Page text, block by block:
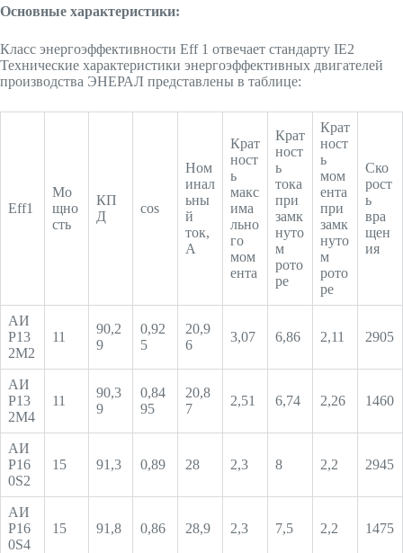
Основные характеристики:
Класс энергоэффективности Eff 1 отвечает стандарту IE2
Технические характеристики энергоэффективных двигателей
производства ЭНЕРАЛ представлены в таблице:
Eff1
Мо
щно
сть
КП
Д
cos
Ном
инал
ьны
й
ток,
А
Крат
ност
ь
макс
има
льно
го
мом
ента
Крат
ност
ь
тока
при
замк
нуто
м
рото
ре
Крат
ност
ь
мом
ента
при
замк
нуто
м
рото
ре
Ско
рост
ь
вра
щен
ия
АИ
Р13
2М2
11
90,2
9
0,92
5
20,9
6
3,07 6,86 2,11 2905
АИ
Р13
2М4
11
90,3
9
0,84
95
20,8
7
2,51 6,74 2,26 1460
АИ
Р16
0S2
15 91,3 0,89 28 2,3 8 2,2 2945
АИ
Р16
0S4
15 91,8 0,86 28,9 2,3 7,5 2,2 1475